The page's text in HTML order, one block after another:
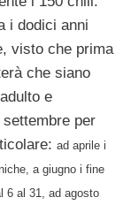
i dodici anni
visto che prima
che siano
e
per
ad aprile i
a giugno i fine
6 al 31, ad agosto